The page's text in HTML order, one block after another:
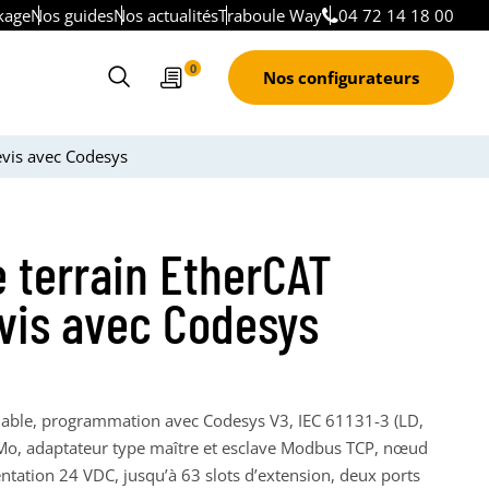
Nos guidesNos actualitésTraboule Way 04 72 14 18 00
0
Devis
Ouvrir
Nos configurateurs
avec Codesys
EtherCAT
avec Codesys
programmation avec Codesys V3, IEC 61131-3 (LD,
adaptateur type maître et esclave Modbus TCP, nœud
24 VDC, jusqu’à 63 slots d’extension, deux ports